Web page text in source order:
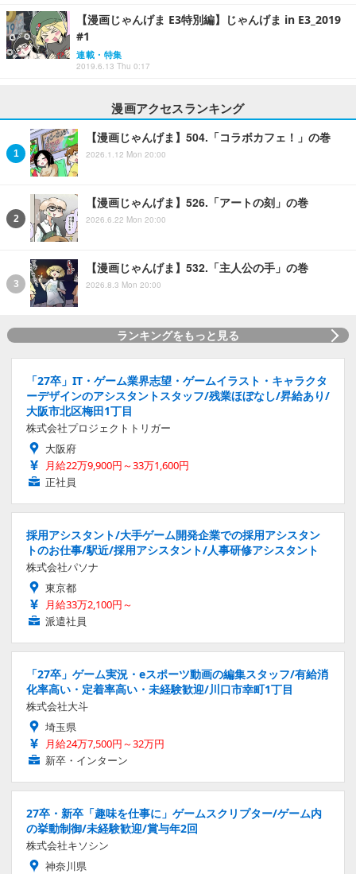
【漫画じゃんげま E3特別編】じゃんげま in E3_2019
#1
連載・特集
2019.6.13 Thu 0:17
漫画アクセスランキング
【漫画じゃんげま】504.「コラボカフェ！」の巻
2026.1.12 Mon 20:00
【漫画じゃんげま】526.「アートの刻」の巻
2026.6.22 Mon 20:00
【漫画じゃんげま】532.「主人公の手」の巻
2026.8.3 Mon 20:00
ランキングをもっと見る
「27卒」IT・ゲーム業界志望・ゲームイラスト・キャラクタ
ーデザインのアシスタントスタッフ/残業ほぼなし/昇給あり/
大阪市北区梅田1丁目
株式会社プロジェクトトリガー
大阪府
月給22万9,900円～33万1,600円
正社員
採用アシスタント/大手ゲーム開発企業での採用アシスタン
トのお仕事/駅近/採用アシスタント/人事研修アシスタント
株式会社パソナ
東京都
月給33万2,100円～
派遣社員
「27卒」ゲーム実況・eスポーツ動画の編集スタッフ/有給消
化率高い・定着率高い・未経験歓迎/川口市幸町1丁目
株式会社大斗
埼玉県
月給24万7,500円～32万円
新卒・インターン
27卒・新卒「趣味を仕事に」ゲームスクリプター/ゲーム内
の挙動制御/未経験歓迎/賞与年2回
株式会社キソシン
神奈川県